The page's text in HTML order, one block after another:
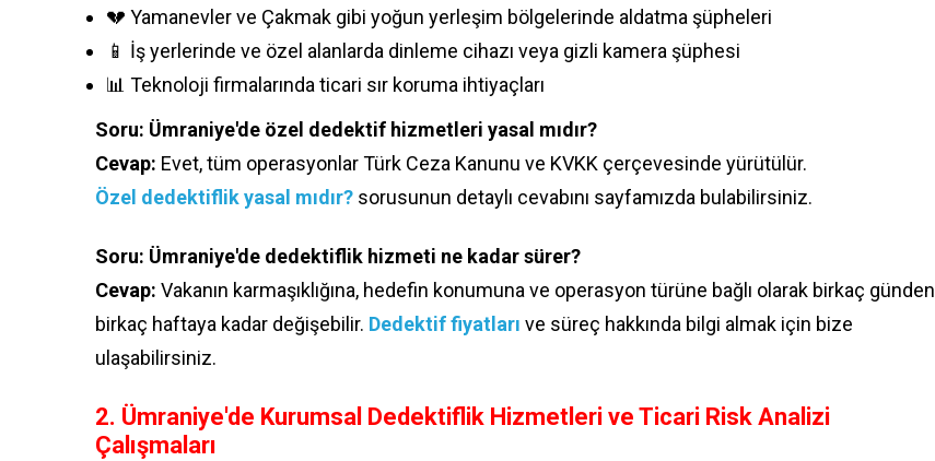
💔 Yamanevler ve Çakmak gibi yoğun yerleşim bölgelerinde aldatma şüpheleri
📱 İş yerlerinde ve özel alanlarda dinleme cihazı veya gizli kamera şüphesi
📊 Teknoloji firmalarında ticari sır koruma ihtiyaçları
Soru: Ümraniye'de özel dedektif hizmetleri yasal mıdır?
Cevap: Evet, tüm operasyonlar Türk Ceza Kanunu ve KVKK çerçevesinde yürütülür.
Özel dedektiflik yasal mıdır? sorusunun detaylı cevabını sayfamızda bulabilirsiniz.
Soru: Ümraniye'de dedektiflik hizmeti ne kadar sürer?
Cevap: Vakanın karmaşıklığına, hedefin konumuna ve operasyon türüne bağlı olarak birkaç günden
birkaç haftaya kadar değişebilir. Dedektif fiyatları ve süreç hakkında bilgi almak için bize
ulaşabilirsiniz.
2. Ümraniye'de Kurumsal Dedektiflik Hizmetleri ve Ticari Risk Analizi
Çalışmaları